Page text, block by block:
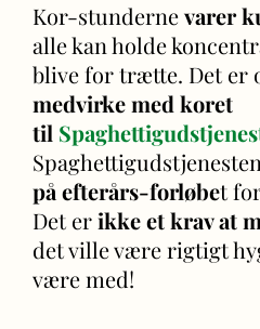
Kor-stundernevarer
alle kan holde
blive for trætte. Det er
medvirke med koret
til
på efterårs-forløbet
Det erikke et krav at
det ville være rigtigt
være med!